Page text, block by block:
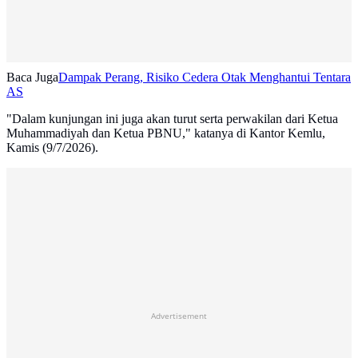
Baca JugaDampak Perang, Risiko Cedera Otak Menghantui Tentara
AS
"Dalam kunjungan ini juga akan turut serta perwakilan dari Ketua
Muhammadiyah dan Ketua PBNU," katanya di Kantor Kemlu,
Kamis (9/7/2026).
Advertisement